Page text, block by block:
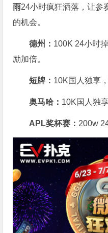
雨24小时疯狂洒落，让参
的机会。
德州： 100K 24小时掉
励加倍。
短牌： 10K国人独享
奥马哈 ： 10K国人独
APL奖杯赛： 200w